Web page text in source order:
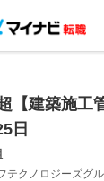
【建築施工
日
テクノロジーズグ